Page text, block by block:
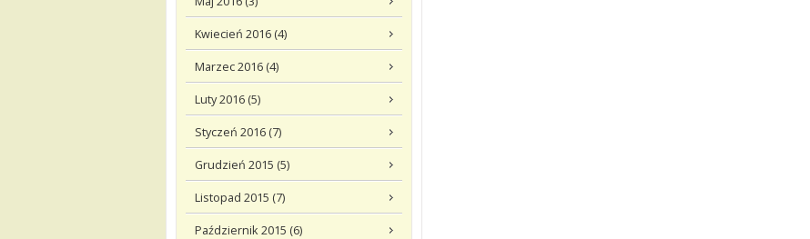
Kwiecień 2016 (4)
Marzec 2016 (4)
Luty 2016 (5)
Styczeń 2016 (7)
Grudzień 2015 (5)
Listopad 2015 (7)
Październik 2015 (6)